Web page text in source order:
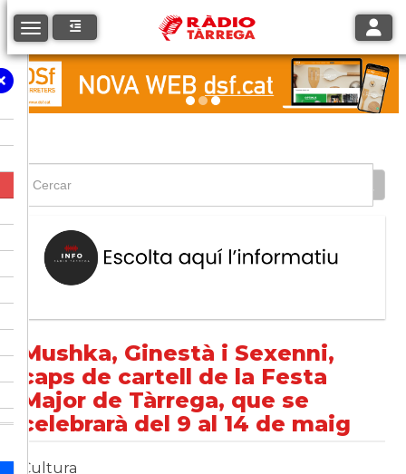
Toggle navigation
Mushka, Ginestà i Sexenni,
caps de cartell de la Festa
Major de Tàrrega, que se
celebrarà del 9 al 14 de maig
Cultura